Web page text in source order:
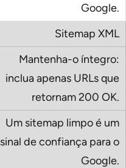
Google.
Sitemap XML
Mantenha-o íntegro:
inclua apenas URLs que
retornam 200 OK.
Um sitemap limpo é um
sinal de confiança para o
Google.